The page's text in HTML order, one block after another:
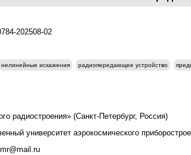
202508-02
нелинейные искажения радиопередающее устройство
радиостроения» (Санкт-Петербург, Россия)
университет аэрокосмического